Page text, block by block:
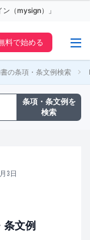
（mysign）」
料で始める
の条項・条文例検索
条項・条文例を
検索
3日
条文例